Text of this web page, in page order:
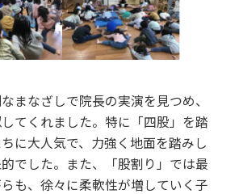
まなざしで院長の実演を見つめ、
てくれました。特に「四股」を踏
に大人気で、力強く地面を踏みし
でした。また、「股割り」では最
も、徐々に柔軟性が増していく子